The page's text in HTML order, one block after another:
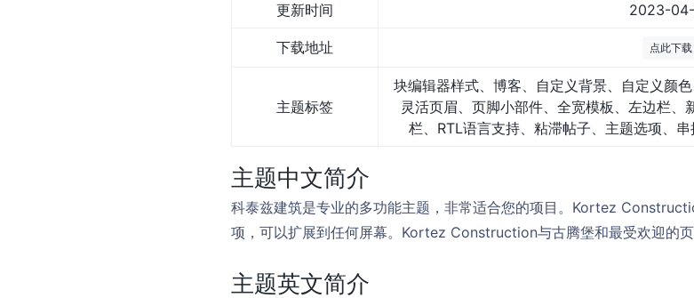
更新时间 2023-
下载地址 点此下载
主题标签
块编辑器样式、博客、自定义背景、自定义颜
灵活页眉、页脚小部件、全宽模板、左边栏
栏、RTL语言支持、粘滞帖子、主题选项、
主题中文简介
科泰兹建筑是专业的多功能主题，非常适合您的项目。Kortez
项，可以扩展到任何屏幕。Kortez Construction与古腾堡和最受欢迎的
主题英文简介